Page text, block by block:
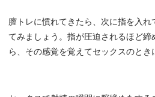
膣トレに慣れてきたら、次に指を入
てみましょう。指が圧迫されるほど
ら、その感覚を覚えてセックスのとき